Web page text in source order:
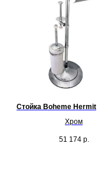
Стойка Boheme
Хром
51 174 р.